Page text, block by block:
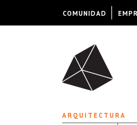
ARQUITECTURA
COMUNIDAD